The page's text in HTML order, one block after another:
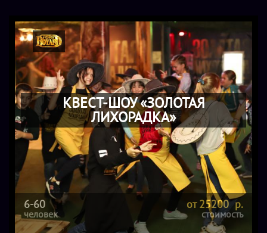
КВЕСТ-ШОУ «ЗОЛОТАЯ
ЛИХОРАДКА»
6-60
человек
от 25200 р.
стоимость